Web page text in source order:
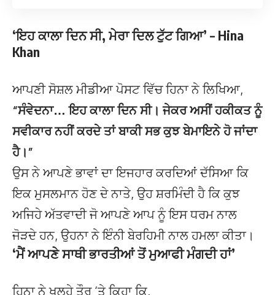
‘ਇਹ ਕਾਲਾ ਦਿਨ ਸੀ, ਮੇਰਾ ਦਿਲ ਟੁੱਟ ਗਿਆ’ – Hina
Khan
ਆਪਣੀ ਸੋਸ਼ਲ ਮੀਡੀਆ ਪੋਸਟ ਵਿੱਚ ਹਿਨਾ ਨੇ ਲਿਖਿਆ,
“ਸੰਵੇਦਨਾ… ਇਹ ਕਾਲਾ ਦਿਨ ਸੀ। ਜੇਕਰ ਅਸੀਂ ਹਕੀਕਤ ਨੂੰ
ਸਵੀਕਾਰ ਨਹੀਂ ਕਰਦੇ ਤਾਂ ਬਾਕੀ ਸਭ ਕੁਝ ਬੇਮਾਇਨੇ ਹੋ ਜਾਂਦਾ
ਹੈ।”
ਉਸ ਨੇ ਆਪਣੇ ਭਾਵਾਂ ਦਾ ਇਜਹਾਰ ਕਰਦਿਆਂ ਦੱਸਿਆ ਕਿ
ਇਕ ਮੁਸਲਮਾਨ ਹੋਣ ਦੇ ਨਾਤੇ, ਉਹ ਸ਼ਰਮਿੰਦੀ ਹੈ ਕਿ ਕੁਝ
ਅਜਿਹੇ ਅੱਤਵਾਦੀ ਜੋ ਆਪਣੇ ਆਪ ਨੂੰ ਇਸ ਧਰਮ ਨਾਲ
ਜੋੜਦੇ ਹਨ, ਉਹਨਾ ਨੇ ਇੰਨੀ ਬੇਰਹਿਮੀ ਨਾਲ ਹਮਲਾ ਕੀਤਾ।
‘ਮੈਂ ਆਪਣੇ ਸਾਥੀ ਭਾਰਤੀਆਂ ਤੋਂ ਮੁਆਫੀ ਮੰਗਦੀ ਹਾਂ’
ਹਿਨਾ ਨੇ ਖੁਲ੍ਹੇ ਤੌਰ ‘ਤੇ ਕਿਹਾ ਕਿ,